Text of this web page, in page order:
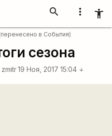
more_vert accessibility_new
search
в События)
сезона
zmitr 19 Ноя, 2017 15:04 arrow_downward